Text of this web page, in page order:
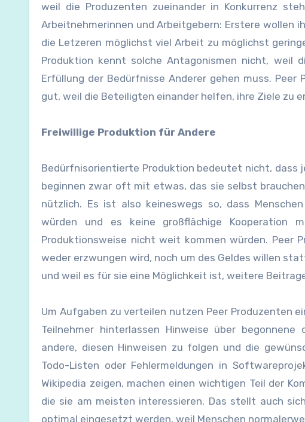
weil die Produzenten zueinander in Konkurrenz
Arbeitnehmerinnen und Arbeitgebern: Erstere wollen
die Letzeren möglichst viel Arbeit zu möglichst
Produktion kennt solche Antagonismen nicht, weil
Erfüllung der Bedürfnisse Anderer gehen muss.
gut, weil die Beteiligten einander helfen, ihre Ziele zu
Freiwillige Produktion für Andere
Bedürfnisorientierte Produktion bedeutet nicht, dass
beginnen zwar oft mit etwas, das sie selbst
nützlich. Es ist also keineswegs so, dass
würden und es keine großflächige
Produktionsweise nicht weit kommen würden. Peer
weder erzwungen wird, noch um des Geldes willen
und weil es für sie eine Möglichkeit ist, weitere
Um Aufgaben zu verteilen nutzen Peer Produzenten
Teilnehmer hinterlassen Hinweise über
andere, diesen Hinweisen zu folgen und die
Todo-Listen oder Fehlermeldungen in
Wikipedia zeigen, machen einen wichtigen Teil der
die sie am meisten interessieren. Das stellt auch
optimal eingesetzt werden, weil Menschen